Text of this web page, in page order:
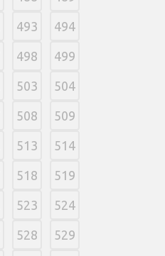
493 494
498 499
503 504
508 509
513 514
518 519
523 524
528 529